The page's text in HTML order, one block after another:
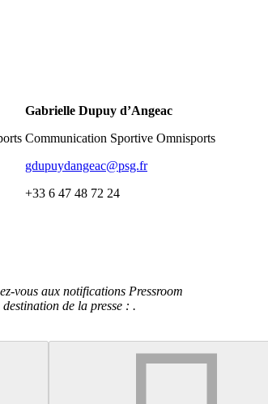
Gabrielle Dupuy d’Angeac
Communication Sportive Omnisports
gdupuydangeac@psg.fr
+33 6 47 48 72 24
vous aux notifications Pressroom
de la presse : .